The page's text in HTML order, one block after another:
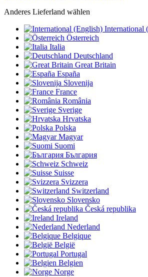
Anderes Lieferland wählen
International
Österreich
Italia
Deutschland
Great Britain
España
Slovenija
France
România
Sverige
Hrvatska
Polska
Magyar
Suomi
България
Schweiz
Suisse
Svizzera
Switzerland
Slovensko
Česká republika
Ireland
Nederland
Belgique
België
Portugal
Belgien
Norge